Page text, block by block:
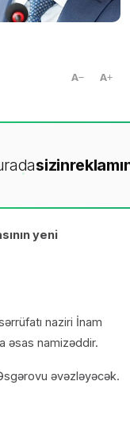
A A
sizin
yeni
naziri İnam
əsas namizəddir.
əvəzləyəcək.